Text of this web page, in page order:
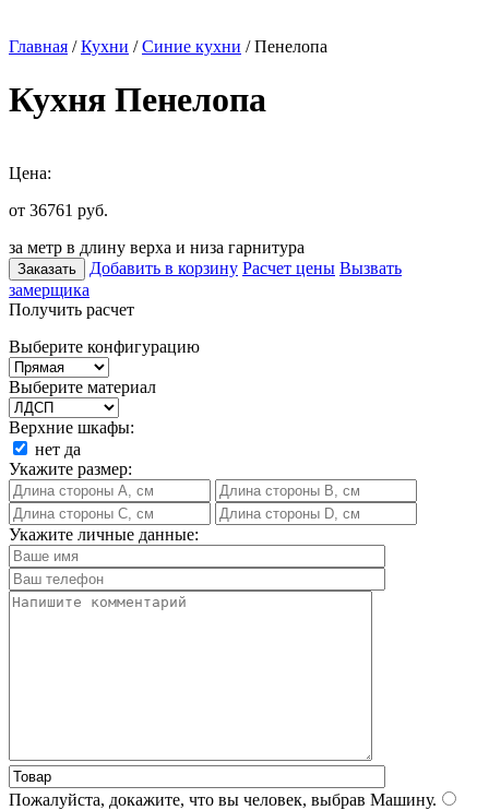
Главная /Кухни /Синие кухни / Пенелопа
Кухня Пенелопа
Цена:
от 36761 руб.
за метр в длину верха и низа гарнитура
Заказать Добавить в корзину Расчет цены Вызвать
замерщика
Получить расчет
Выберите конфигурацию
Выберите материал
Верхние шкафы:
нет да
Укажите размер:
Укажите личные данные:
Пожалуйста, докажите, что вы человек, выбрав Машину.